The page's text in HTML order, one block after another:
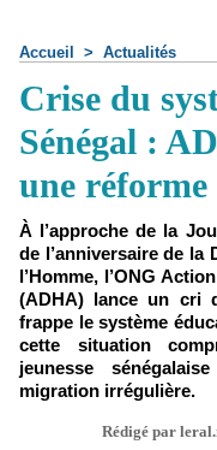
Accueil > Actualités
Crise du
Sénégal :
une réforme
À l’approche de la
de l’anniversaire de la
l’Homme, l’ONG
(ADHA) lance un cri
frappe le système
cette situation
jeunesse
migration irrégulière.
Rédigé par